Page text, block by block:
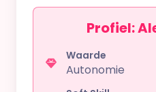
Profiel:
Waarde
Autonomie